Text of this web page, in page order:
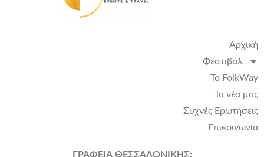
Αρχική
Φεστιβάλ
Το FolkWay
Τα νέα μας
Συχνές Ερωτήσεις
Επικοινωνία
ΓΡΑΦΕΙΑ ΘΕΣΣΑΛΟΝΙΚΗΣ: